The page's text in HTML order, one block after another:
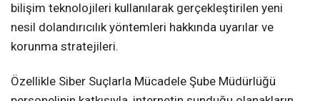
bilişim teknolojileri kullanılarak gerçekleştirilen yeni
nesil dolandırıcılık yöntemleri hakkında uyarılar ve
korunma stratejileri.
Özellikle Siber Suçlarla Mücadele Şube Müdürlüğü